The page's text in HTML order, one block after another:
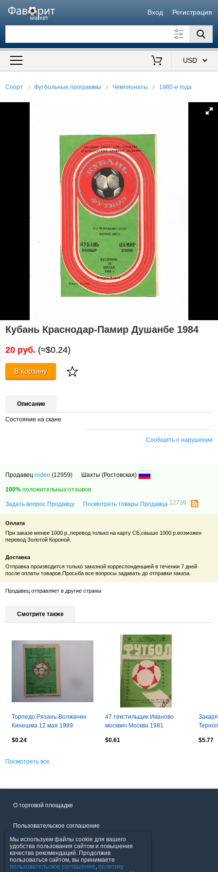
Вход Регистрация
Искать также в описании
Спорт Футбольные программы Чемпионаты 1980-е года
Кубань Краснодар-Памир Душанбе 1984
20 руб. (≈$0.24)
В корзину
Описание
Состояние на скане
Сообщить о нарушении
Продавецroden (12959) Шахты (Ростовская)
100% положительных отзывов
Задать вопрос Продавцу Посмотреть товары Продавца 12739
Оплата
При заказе менее 1000 р.,перевод только на карту СБ,свыше 1000 р.возможен
перевод Золотой Короной.
Доставка
Отправка производится только заказной корреспонденцией в течении 7 дней
после оплаты товаров.Просьба все вопросы задавать до отправки заказа.
Продавец отправляет в другие страны
Смотрите также
Торпедо Рязань-Волжанин
Кинешма 12 мая 1989
$0.24
47 текстильщик Иваново
москвич Москва 1981
$0.61 $5.77
Посмотреть все
О торговой площадке
Пользовательское соглашение
Политика конфиденциальности
Продавцы
Мы используем файлы cookie для вашего
удобства пользования сайтом и повышения
качества рекомендаций. Продолжив
пользоваться сайтом, вы принимаете
пользовательское соглашение, политику